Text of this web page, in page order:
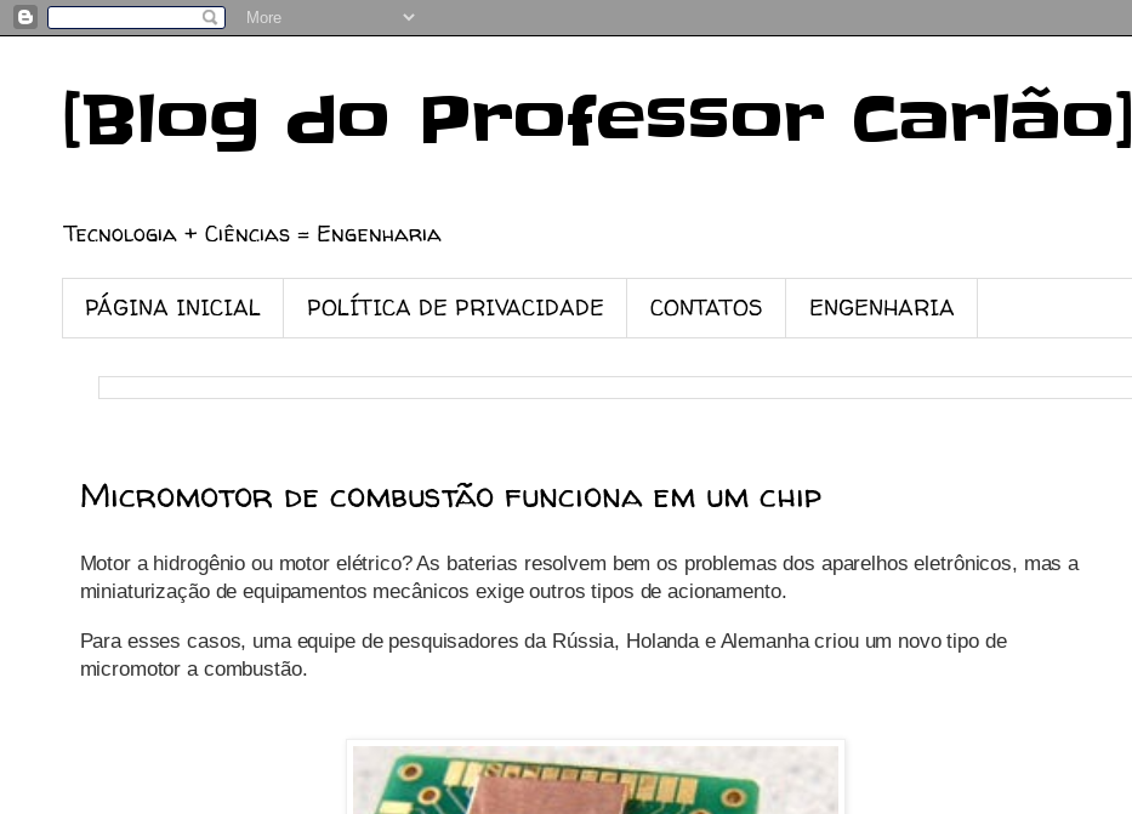
[Blog do Professor Carlão]
Tecnologia + Ciências = Engenharia
PÁGINA INICIAL POLÍTICA DE PRIVACIDADE CONTATOS ENGENHARIA
Micromotor de combustão funciona em um chip
Motor a hidrogênio ou motor elétrico? As baterias resolvem bem os problemas dos aparelhos eletrônicos, mas a
miniaturização de equipamentos mecânicos exige outros tipos de acionamento.
Para esses casos, uma equipe de pesquisadores da Rússia, Holanda e Alemanha criou um novo tipo de
micromotor a combustão.